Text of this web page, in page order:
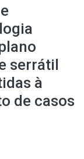
serrátil
à
de casos